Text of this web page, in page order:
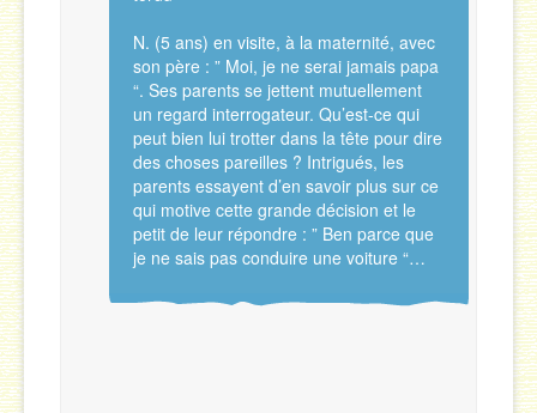
N. (5 ans) en visite, à la maternité, avec
son père : ” Moi, je ne serai jamais papa
“. Ses parents se jettent mutuellement
un regard interrogateur. Qu’est-ce qui
peut bien lui trotter dans la tête pour dire
des choses pareilles ? Intrigués, les
parents essayent d’en savoir plus sur ce
qui motive cette grande décision et le
petit de leur répondre : ” Ben parce que
je ne sais pas conduire une voiture “…